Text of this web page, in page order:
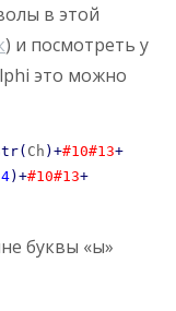
в этой
) и посмотреть у
это можно
( Ch ) +#10#13+
4) +#10#13+
буквы «ы»